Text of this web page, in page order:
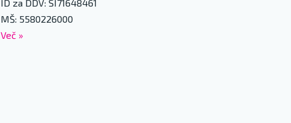
ID za DDV: SI71648461
MŠ: 5580226000
Več »